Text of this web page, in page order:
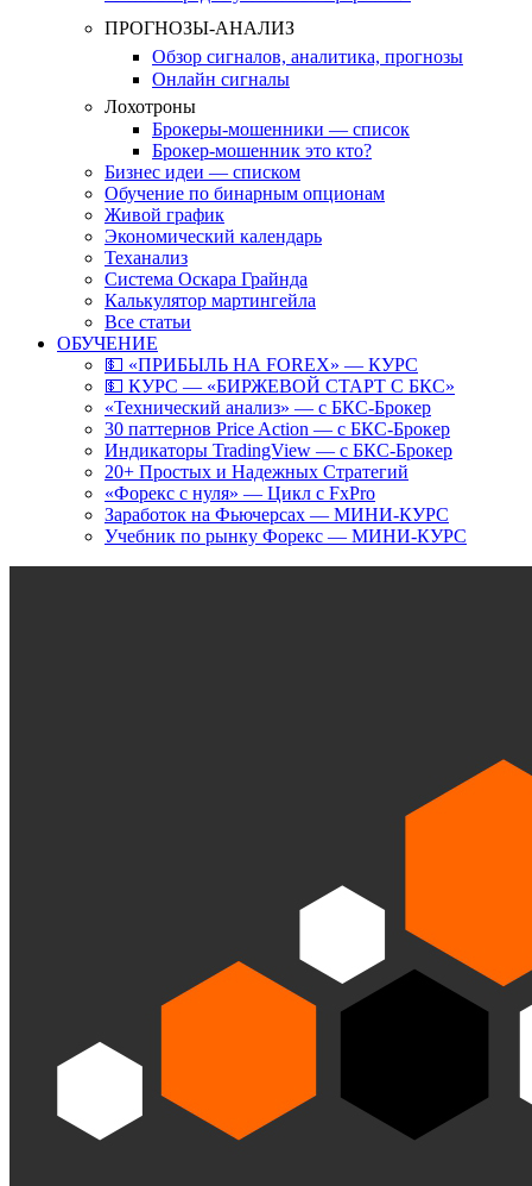
ПРОГНОЗЫ-АНАЛИЗ
Обзор сигналов, аналитика, прогнозы
Онлайн сигналы
Лохотроны
Брокеры-мошенники — список
Брокер-мошенник это кто?
Бизнес идеи — списком
Обучение по бинарным опционам
Живой график
Экономический календарь
Теханализ
Система Оскара Грайнда
Калькулятор мартингейла
Все статьи
ОБУЧЕНИЕ
💵 «ПРИБЫЛЬ НА FOREX» — КУРС
💵 КУРС — «БИРЖЕВОЙ СТАРТ С БКС»
«Технический анализ» — с БКС-Брокер
30 паттернов Price Action — с БКС-Брокер
Индикаторы TradingView — с БКС-Брокер
20+ Простых и Надежных Стратегий
«Форекс с нуля» — Цикл с FxPro
Заработок на Фьючерсах — МИНИ-КУРС
Учебник по рынку Форекс — МИНИ-КУРС